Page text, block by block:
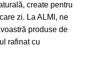
create pentru
zi. La ALMI, ne
produse de
rafinat cu